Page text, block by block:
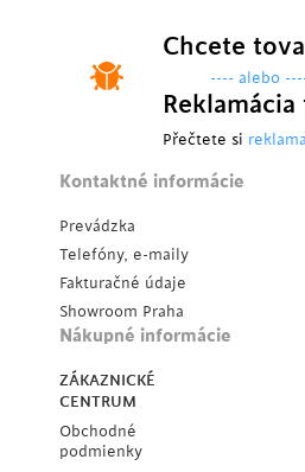
Chcete
---- alebo
Přečtete si
Kontaktné informácie
Prevádzka
Telefóny, e-maily
Fakturačné údaje
Showroom Praha
Nákupné informácie
ZÁKAZNICKÉ
CENTRUM
Obchodné
podmienky